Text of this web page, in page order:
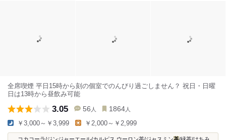
全席喫煙 平日15時から刻の個室でのんびり過ごしません？ 祝日・日曜
日は13時から昼飲み可能
3.05 56 人 1864 人
￥3,000～￥3,999 ￥2,000～￥2,999